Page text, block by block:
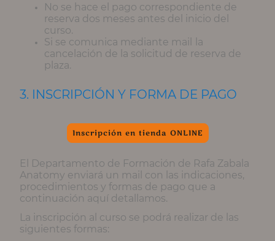
No se hace el pago correspondiente de
reserva dos meses antes del inicio del
curso.
Si se comunica mediante mail
la
cancelación de la solicitud de reserva de
plaza.
3. INSCRIPCIÓN Y FORMA DE PAGO
Inscripción en tienda ONLINE
El Departamento de Formación de Rafa Zabala
Anatomy enviará un mail con las indicaciones,
procedimientos y formas de pago que a
continuación aquí detallamos.
La inscripción al curso se podrá realizar de las
siguientes formas: